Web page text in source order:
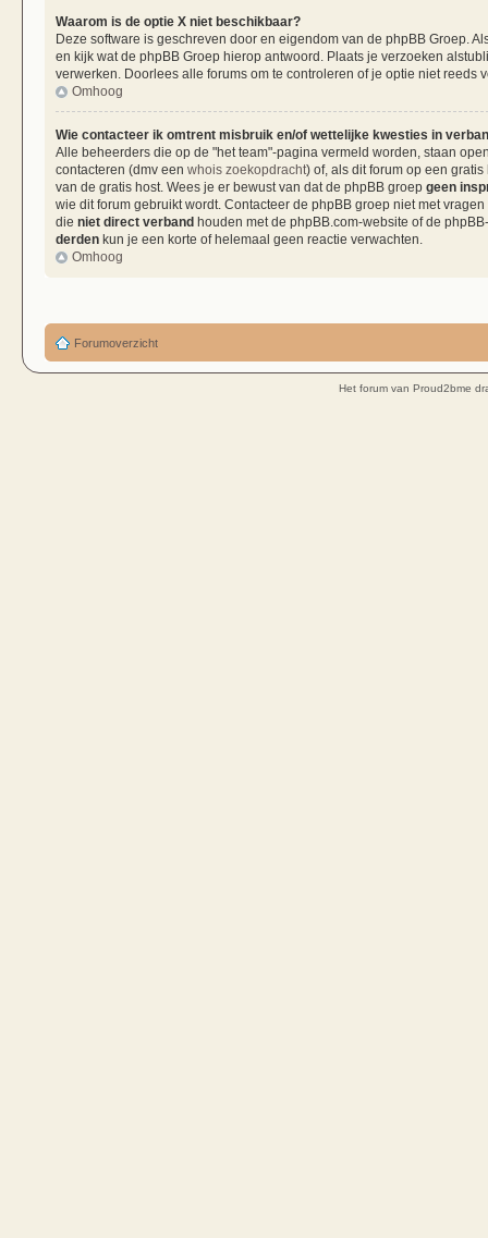
Waarom is de optie X niet beschikbaar?
Deze software is geschreven door en eigendom van de phpBB Groep.
en kijk wat de phpBB Groep hierop antwoord. Plaats je verzoeken
verwerken. Doorlees alle forums om te controleren of je optie niet
Omhoog
Wie contacteer ik omtrent misbruik en/of wettelijke kwesties in
Alle beheerders die op de "het team"-pagina vermeld worden, staan
contacteren (dmv een whois zoekopdracht) of, als dit forum op een
van de gratis host. Wees je er bewust van dat de phpBB groep geen
wie dit forum gebruikt wordt. Contacteer de phpBB groep niet met
die niet direct verband houden met de phpBB.com-website of de
derden kun je een korte of helemaal geen reactie verwachten.
Omhoog
Forumoverzicht
Het forum van Proud2bme